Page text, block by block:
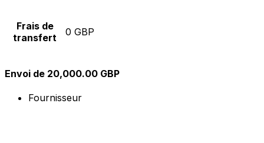
Frais de
transfert
0 GBP
Envoi de 20,000.00 GBP
Fournisseur